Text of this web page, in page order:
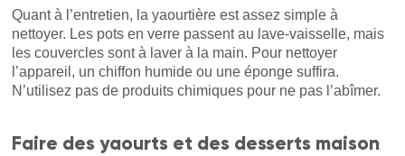
Quant à l’entretien, la yaourtière est assez simple à
nettoyer. Les pots en verre passent au lave-vaisselle, mais
les couvercles sont à laver à la main. Pour nettoyer
l’appareil, un chiffon humide ou une éponge suffira.
N’utilisez pas de produits chimiques pour ne pas l’abîmer.
Faire des yaourts et des desserts maison